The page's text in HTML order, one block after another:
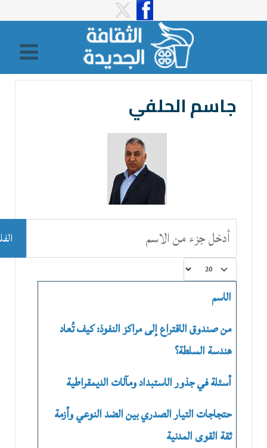
جاسم الحلفي
أدخل جزء من الاسم
عدد الإظهارات:
الاسم
من صندوق الاقتراع إلى مراكز النفوذ: كيف تُعاد
هندسة السلطة؟
أسئلة في جذور الاستبداد ومآلات الديمقراطية
حتجاجات التيار الصدري بين الضد النوعي وأزمة
ثقة القوى المدنية